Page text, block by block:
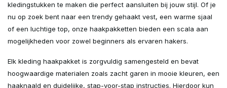
kledingstukken te maken die perfect aansluiten bij jouw stijl. Of je
nu op zoek bent naar een trendy gehaakt vest, een warme sjaal
of een luchtige top, onze haakpakketten bieden een scala aan
mogelijkheden voor zowel beginners als ervaren hakers.
Elk kleding haakpakket is zorgvuldig samengesteld en bevat
hoogwaardige materialen zoals zacht garen in mooie kleuren, een
haaknaald en duidelijke, stap-voor-stap instructies. Hierdoor kun